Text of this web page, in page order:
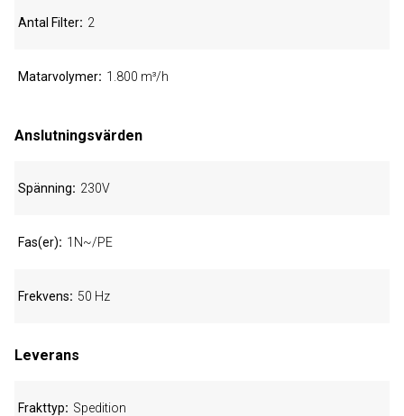
Antal Filter 2
Matarvolymer 1.800 m³/h
Anslutningsvärden
Spänning 230V
Fas(er) 1N~/PE
Frekvens 50 Hz
Leverans
Frakttyp Spedition